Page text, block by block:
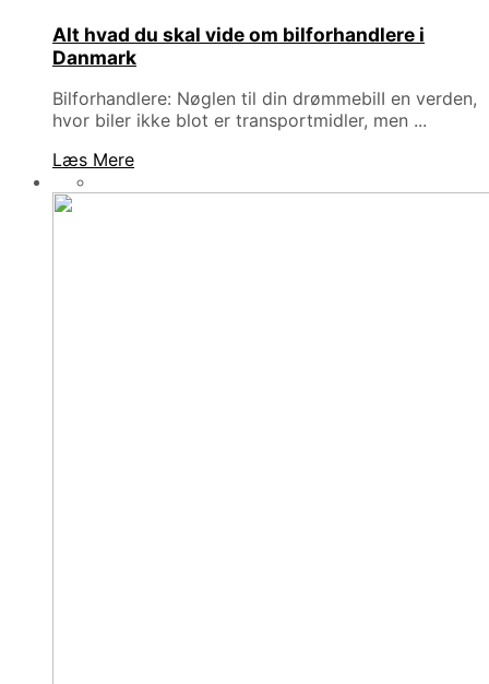
Alt hvad du skal vide om bilforhandlere i
Danmark
Bilforhandlere: Nøglen til din drømmebilI en verden,
hvor biler ikke blot er transportmidler, men ...
Læs Mere